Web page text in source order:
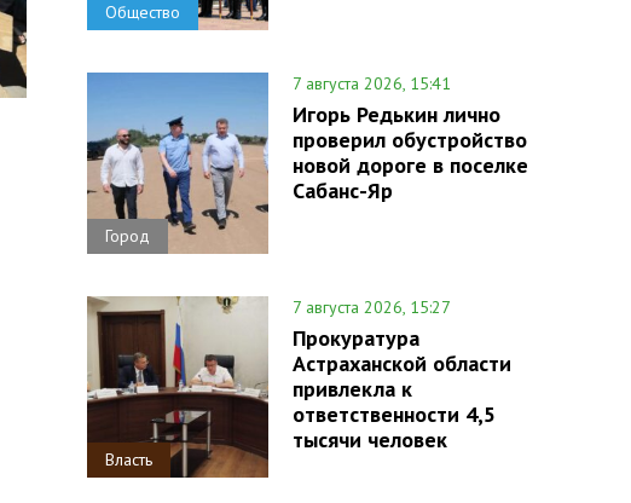
Общество
Город
7 августа 2026, 15:41
Игорь Редькин лично
проверил обустройство
новой дороге в поселке
Сабанс-Яр
Власть
7 августа 2026, 15:27
Прокуратура
Астраханской области
привлекла к
ответственности 4,5
тысячи человек